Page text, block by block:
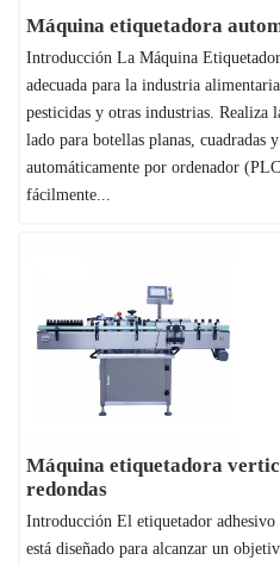
Máquina etiquetadora
Introducción La Máquina
adecuada para la industria
pesticidas y otras industrias. Realiza
lado para botellas planas, cuadradas
automáticamente por ordenador
fácilmente...
Máquina etiquetadora
redondas
Introducción El etiquetador adhesivo
está diseñado para alcanzar un